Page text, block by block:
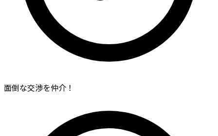
面倒な交渉を仲介！